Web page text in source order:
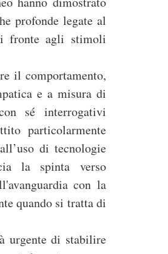
profonde legate al
fronte agli stimoli
il comportamento,
e a misura di
sé interrogativi
particolarmente
di tecnologie
la spinta verso
con la
quando si tratta di
urgente di stabilire